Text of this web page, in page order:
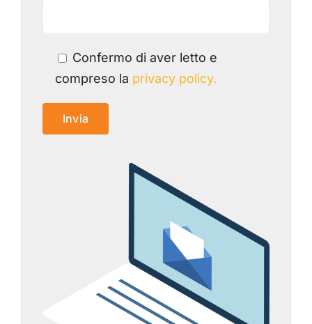
Confermo di aver letto e
compreso la privacy policy.